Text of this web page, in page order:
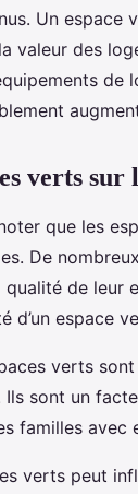
Un
valeur des
de
verts sur
que les
De nombreux
qualité de leur
d’un espace
verts
Ils sont un
familles avec
verts peut